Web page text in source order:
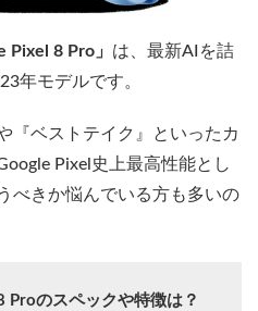
Pixel 8 Pro」 は、最新AIを詰
年モデルです。
『ベストテイク』といったカ
Pixel史上最高性能とし
べきか悩んでいる方も多いの
Proのスペックや特徴は？